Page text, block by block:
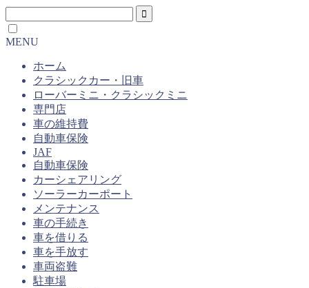
MENU
ホーム
クラシックカー・旧車
ローバーミニ・クラシックミニ
専門店
車の維持費
自動車保険
JAF
自動車保険
カーシェアリング
ソーラーカーポート
メンテナンス
車の手続き
車を借りる
車を手放す
車両盗難
駐車場